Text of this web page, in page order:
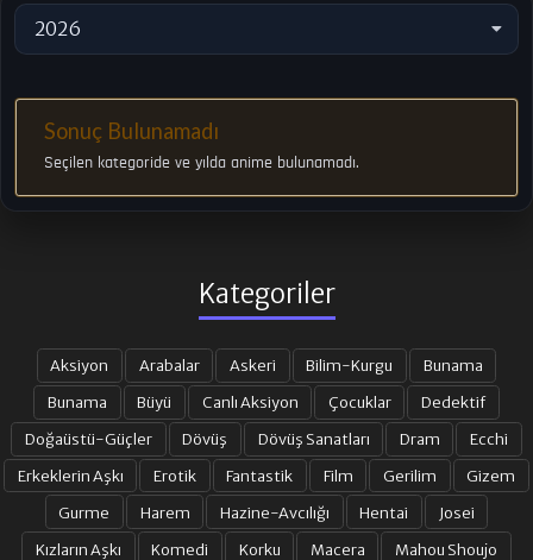
2026
Sonuç Bulunamadı
Seçilen kategoride ve yılda anime bulunamadı.
Kategoriler
Aksiyon Arabalar Askeri Bilim-Kurgu
Bunama
Bunama
Büyü Canlı Aksiyon Çocuklar
Dedektif
Doğaüstü-Güçler
Dövüş Dövüş Sanatları Dram
Ecchi
Erkeklerin Aşkı
Erotik Fantastik Film Gerilim
Gizem
Gurme
Harem Hazine-Avcılığı Hentai
Josei
Kızların Aşkı
Komedi Korku Macera
Mahou Shoujo